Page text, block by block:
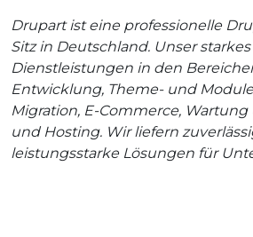
Drupart ist eine professionelle
Sitz in Deutschland. Unser
Dienstleistungen in den
Entwicklung, Theme- und
Migration, E-Commerce, Wartung
und Hosting. Wir liefern
leistungsstarke Lösungen für